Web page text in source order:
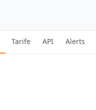
Tarife API Alerts